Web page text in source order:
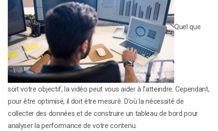
Quel que
soit votre objectif, la vidéo peut vous aider à l’atteindre. Cependant,
pour être optimisé, il doit être mesuré. D’où la nécessité de
collecter des données et de construire un tableau de bord pour
analyser la performance de votre contenu.